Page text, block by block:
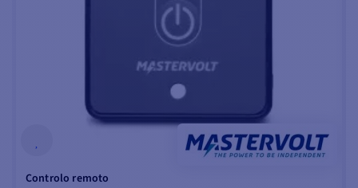
controlo remoto
para
imediatamente
dispositivo e
equipamento
ligado.
Controlo remoto